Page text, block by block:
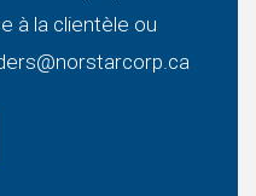
à la clientèle ou